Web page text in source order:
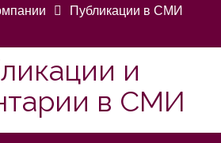
Публикации в СМИ
и
в СМИ